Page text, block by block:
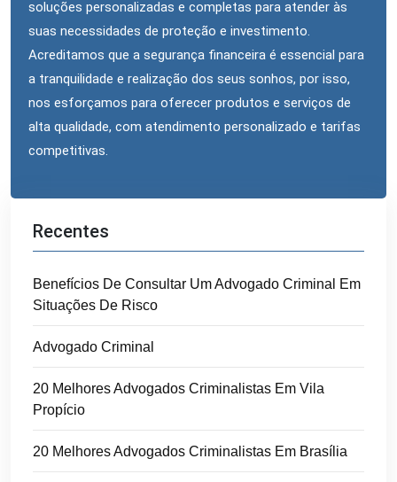
soluções personalizadas e completas para atender às
suas necessidades de proteção e investimento.
Acreditamos que a segurança financeira é essencial para
a tranquilidade e realização dos seus sonhos, por isso,
nos esforçamos para oferecer produtos e serviços de
alta qualidade, com atendimento personalizado e tarifas
competitivas.
Recentes
Benefícios De Consultar Um Advogado Criminal Em
Situações De Risco
Advogado Criminal
20 Melhores Advogados Criminalistas Em Vila
Propício
20 Melhores Advogados Criminalistas Em Brasília